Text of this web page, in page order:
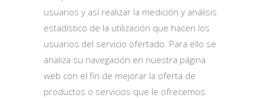
usuarios y así realizar la medición y análisis
estadístico de la utilización que hacen los
usuarios del servicio ofertado. Para ello se
analiza su navegación en nuestra página
web con el fin de mejorar la oferta de
productos o servicios que le ofrecemos.